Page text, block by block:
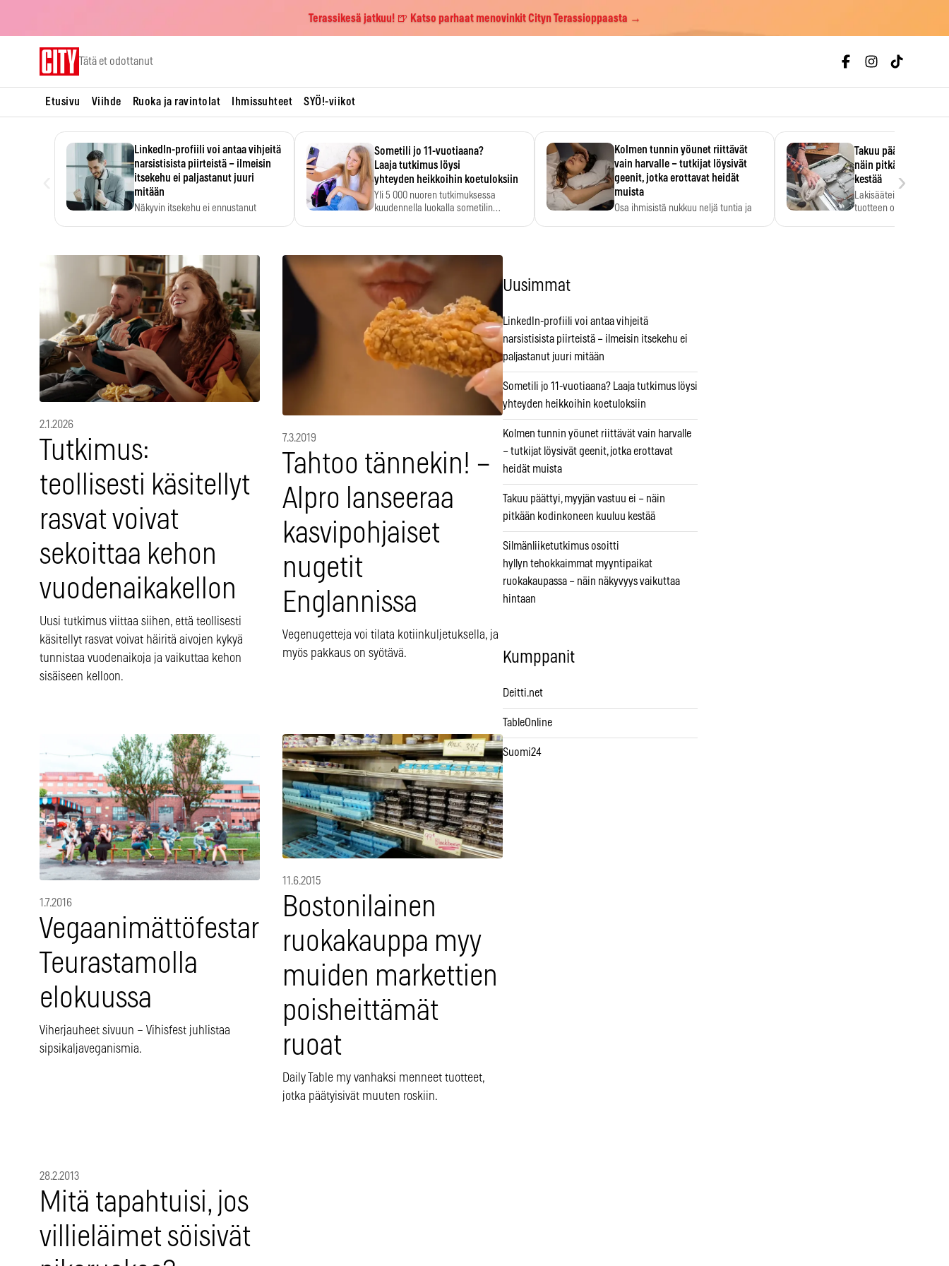
Terassikesä jatkuu! 🍺 Katso parhaat menovinkit Cityn Terassioppaasta →
Tätä et odottanut
Etusivu Viihde Ruoka ja ravintolat Ihmissuhteet SYÖ!-viikot
LinkedIn-profiili voi antaa vihjeitä
narsistisista piirteistä – ilmeisin
itsekehu ei paljastanut juuri
mitään
Näkyvin itsekehu ei ennustanut
Sometili jo 11-vuotiaana?
Laaja tutkimus löysi
yhteyden heikkoihin koetuloksiin
Yli 5 000 nuoren tutkimuksessa
kuudennella luokalla sometilin…
Kolmen tunnin yöunet riittävät
vain harvalle – tutkijat löysivät
geenit, jotka erottavat heidät
muista
Osa ihmisistä nukkuu neljä tuntia ja
Takuu päättyi,
näin pitkään
kestää
Lakisääteinen
tuotteen oletetun
›
2.1.2026
Tutkimus:
teollisesti käsitellyt
rasvat voivat
sekoittaa kehon
vuodenaikakellon
Uusi tutkimus viittaa siihen, että teollisesti
käsitellyt rasvat voivat häiritä aivojen kykyä
tunnistaa vuodenaikoja ja vaikuttaa kehon
sisäiseen kelloon.
7.3.2019
Tahtoo tännekin! –
Alpro lanseeraa
kasvipohjaiset
nugetit
Englannissa
Vegenugetteja voi tilata kotiinkuljetuksella, ja
myös pakkaus on syötävä.
1.7.2016
Vegaanimättöfestari
Teurastamolla
elokuussa
Viherjauheet sivuun – Vihisfest juhlistaa
sipsikaljaveganismia.
11.6.2015
Bostonilainen
ruokakauppa myy
muiden markettien
poisheittämät
ruoat
Daily Table my vanhaksi menneet tuotteet,
jotka päätyisivät muuten roskiin.
28.2.2013
Mitä tapahtuisi, jos
villieläimet söisivät
Uusimmat
LinkedIn-profiili voi antaa vihjeitä
narsistisista piirteistä – ilmeisin itsekehu ei
paljastanut juuri mitään
Sometili jo 11-vuotiaana? Laaja tutkimus löysi
yhteyden heikkoihin koetuloksiin
Kolmen tunnin yöunet riittävät vain harvalle
– tutkijat löysivät geenit, jotka erottavat
heidät muista
Takuu päättyi, myyjän vastuu ei – näin
pitkään kodinkoneen kuuluu kestää
Silmänliiketutkimus osoitti
hyllyn tehokkaimmat myyntipaikat
ruokakaupassa – näin näkyvyys vaikuttaa
hintaan
Kumppanit
Deitti.net
TableOnline
Suomi24